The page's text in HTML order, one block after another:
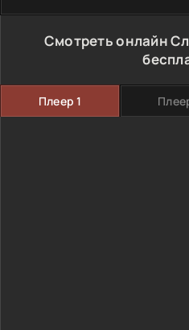
Смотреть онлайн
Плеер 1